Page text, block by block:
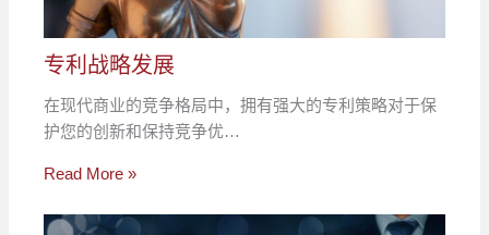
专利战略发展
在现代商业的竞争格局中，拥有强大的专利策略对于保
护您的创新和保持竞争优…
Read More »